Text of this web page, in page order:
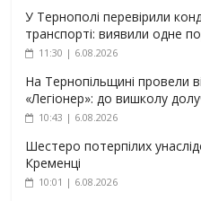
У Тернополі перевірили
транспорті: виявили одне
11:30 | 6.08.2026
На Тернопільщині провели
«Легіонер»: до вишколу
10:43 | 6.08.2026
Шестеро потерпілих
Кременці
10:01 | 6.08.2026